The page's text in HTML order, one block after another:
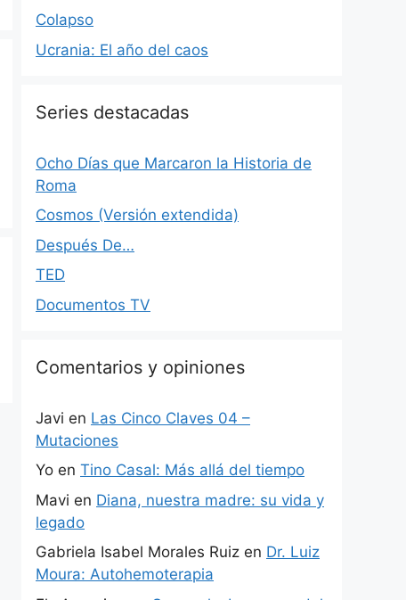
Colapso
Ucrania: El año del caos
Series destacadas
Ocho Días que Marcaron la Historia de
Roma
Cosmos (Versión extendida)
Después De…
TED
Documentos TV
Comentarios y opiniones
Javi en Las Cinco Claves 04 –
Mutaciones
Yo en Tino Casal: Más allá del tiempo
Mavi en Diana, nuestra madre: su vida y
legado
Gabriela Isabel Morales Ruiz en Dr. Luiz
Moura: Autohemoterapia